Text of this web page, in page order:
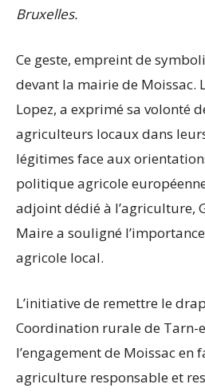
Bruxelles.
Ce geste, empreint de
devant la mairie de Moissac.
Lopez, a exprimé sa volonté
agriculteurs locaux dans
légitimes face aux
politique agricole
adjoint dédié à l’agriculture,
Maire a souligné
agricole local.
L’initiative de remettre le
Coordination rurale de Tarn-
l’engagement de Moissac en
agriculture responsable et